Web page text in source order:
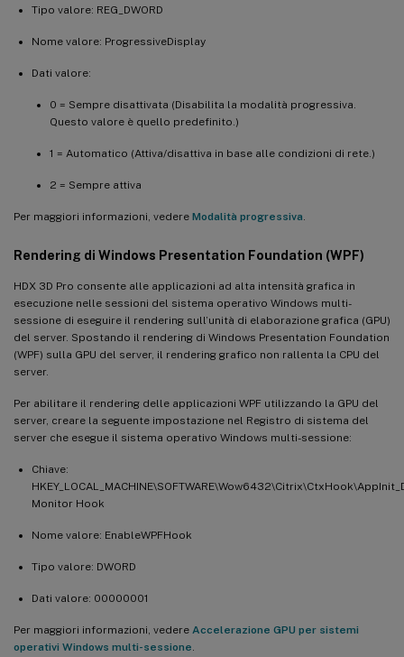
Tipo valore: REG_DWORD
Nome valore: ProgressiveDisplay
Dati valore:
0 = Sempre disattivata (Disabilita la modalità progressiva.
Questo valore è quello predefinito.)
1 = Automatico (Attiva/disattiva in base alle condizioni di rete.)
2 = Sempre attiva
Per maggiori informazioni, vedere Modalità progressiva
Rendering di Windows Presentation Foundation (WPF)
HDX 3D Pro consente alle applicazioni ad alta intensità grafica in
esecuzione nelle sessioni del sistema operativo Windows multi-
sessione di eseguire il rendering sull’unità di elaborazione grafica (GPU)
del server. Spostando il rendering di Windows Presentation Foundation
(WPF) sulla GPU del server, il rendering grafico non rallenta la CPU del
server.
Per abilitare il rendering delle applicazioni WPF utilizzando la GPU del
server, creare la seguente impostazione nel Registro di sistema del
server che esegue il sistema operativo Windows multi-sessione:
Chiave:
Monitor Hook
Nome valore: EnableWPFHook
Tipo valore: DWORD
Dati valore: 00000001
Per maggiori informazioni, vedere Accelerazione GPU per sistemi
operativi Windows multi-sessione